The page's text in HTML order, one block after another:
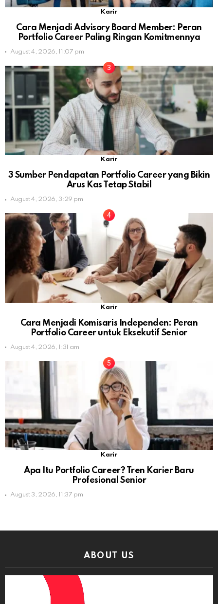
Karir
Cara Menjadi Advisory Board Member: Peran
Portfolio Career Paling Ringan Komitmennya
August 4, 2026, 11:07 pm
Karir
3 Sumber Pendapatan Portfolio Career yang Bikin
Arus Kas Tetap Stabil
August 4, 2026, 3:29 pm
Karir
Cara Menjadi Komisaris Independen: Peran
Portfolio Career untuk Eksekutif Senior
August 4, 2026, 1:31 am
Karir
Apa Itu Portfolio Career? Tren Karier Baru
Profesional Senior
August 3, 2026, 11:37 pm
ABOUT US